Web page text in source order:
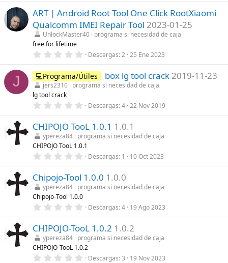
(
s
)
0
0
e
s
t
l
a
(
s
)
ART | Android Root Tool One Click RootXiaomi
Qualcomm IMEI Repair Tool 2023-01-25
UnlockMaster40 programa si necesidad de caja
free for lifetime
0
0
0
e
s
r
l
l
a
(
s
Descargas 2 25 Ene 2023
J 💻Programa/Útiles box lg tool crack 2019-11-23
jers2310 programa si necesidad de caja
lg tool crack
0
0
0
e
s
t
r
l
l
a
(
s
Descargas 4 22 Nov 2019
CHIPOJO TooL 1.0.1 1.0.1
ypereza84 programa si necesidad de caja
CHIPOJO TooL 1.0.1
0
0
0
e
s
t
r
l
l
a
(
s
Descargas 1 10 Oct 2023
Chipojo-Tool 1.0.0 1.0.0
ypereza84 programa si necesidad de caja
Chipojo-Tool 1.0.0
0
0
0
e
s
t
r
Descargas 4 19 Ago 2023
CHIPOJO-TooL 1.0.2 1.0.2
ypereza84 programa si necesidad de caja
CHIPOJO-TooL 1.0.2
0 Descargas 3 19 Nov 2023